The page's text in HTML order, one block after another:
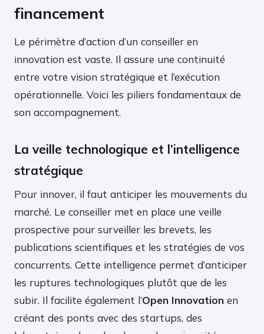
financement
Le périmètre d’action d’un conseiller en
innovation est vaste. Il assure une continuité
entre votre vision stratégique et l’exécution
opérationnelle. Voici les piliers fondamentaux de
son accompagnement.
La veille technologique et l’intelligence
stratégique
Pour innover, il faut anticiper les mouvements du
marché. Le conseiller met en place une veille
prospective pour surveiller les brevets, les
publications scientifiques et les stratégies de vos
concurrents. Cette intelligence permet d’anticiper
les ruptures technologiques plutôt que de les
subir. Il facilite également l’Open Innovation en
créant des ponts avec des startups, des